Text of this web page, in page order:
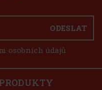
9 225 Kč
ODESLAT
osobních údajů